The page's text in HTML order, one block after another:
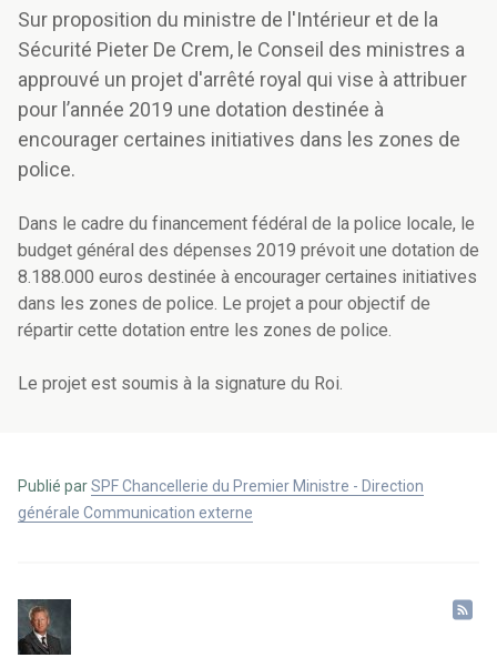
Sur proposition du ministre de l'Intérieur et de la
Sécurité Pieter De Crem, le Conseil des ministres a
approuvé un projet d'arrêté royal qui vise à attribuer
pour l’année 2019 une dotation destinée à
encourager certaines initiatives dans les zones de
police.
Dans le cadre du financement fédéral de la police locale, le
budget général des dépenses 2019 prévoit une dotation de
8.188.000 euros destinée à encourager certaines initiatives
dans les zones de police. Le projet a pour objectif de
répartir cette dotation entre les zones de police.
Le projet est soumis à la signature du Roi.
Publié parSPF Chancellerie du Premier Ministre - Direction
générale Communication externe